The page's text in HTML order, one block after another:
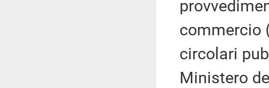
commercio
circolari
Ministero